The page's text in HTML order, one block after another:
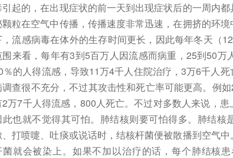
引起的，在出现症状的前一天到出现症状后的一周内
颗粒在空气中传播，传播速度非常迅速，在拥挤的环
，流感病毒在体外的生存时间更长，因此每年冬天（
围来看，每年有3到5百万人因流感而病重，25到50万
％的人得流感，导致11万4千人住院治疗，3万6千人
调查很不充分，不过其攻击性和死亡率可能更高。例
万7千人得流感，800人死亡。不过对多数人来说，患
此也就不觉得其可怕。肺结核则要可怕得多。肺结核
、打喷嚏、吐痰或说话时，结核杆菌便被散播到空气
菌就会被染上。如果不加以治疗的话，每个肺结核